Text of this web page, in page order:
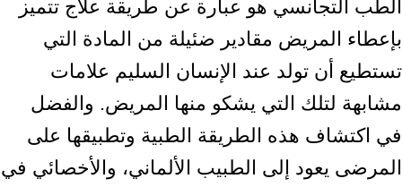
الطب التجانسي هو عبارة عن طريقة علاج تتميز
بإعطاء المريض مقادير ضئيلة من المادة التي
تستطيع أن تولد عند الإنسان السليم علامات
مشابهة لتلك التي يشكو منها المريض. والفضل
في اكتشاف هذه الطريقة الطبية وتطبيقها على
المرضى يعود إلى الطبيب الألماني، والأخصائي في